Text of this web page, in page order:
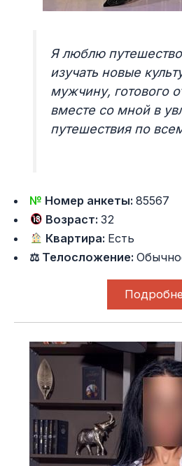
Я люблю
изучать новые
мужчину, готового
вместе со мной в
путешествия по
№ Номер анкеты:85567
Возраст:32
Квартира: Есть
⚖ Телосложение: